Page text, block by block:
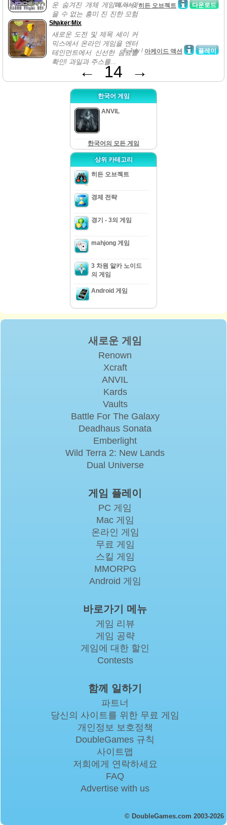
운 숨겨진 개체 게임에서 잊
을 수 없는 흥미 진 진한 모험
에 다이...
다운로드
10, July /히든 오브젝트
Shaker Mix
새로운 도전 및 제목 셰이 커
믹스에서 온라인 게임을 엔터
테인먼트에서 신선한 음료를
확인! 과일과 주스를...
플레이
8, July / 아케이드 액션
← 14 →
한국어 게임
ANVIL
한국어의 모든 게임
상위 카테고리
히든 오브젝트
경제 전략
경기 - 3의 게임
mahjong 게임
3 차원 알카 노이드
의 게임
Android 게임
새로운 게임
Renown
Xcraft
ANVIL
Kards
Vaults
Battle For The Galaxy
Deadhaus Sonata
Emberlight
Wild Terra 2: New Lands
Dual Universe
게임 플레이
PC 게임
Mac 게임
온라인 게임
무료 게임
스킬 게임
MMORPG
Android 게임
바로가기 메뉴
게임 리뷰
게임 공략
게임에 대한 할인
Contests
함께 일하기
파트너
당신의 사이트를 위한 무료 게임
개인정보 보호정책
DoubleGames 규칙
사이트맵
저희에게 연락하세요
FAQ
Advertise with us
© DoubleGames.com 2003-2026